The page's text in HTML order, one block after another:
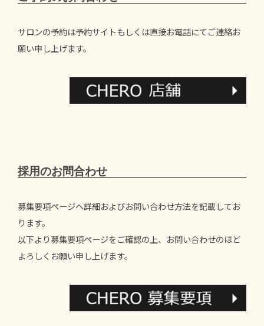
サロンの予約は予約サイトもしくは直接お電話にてご連絡お
願い申し上げます。
採用のお問合わせ
募集要項ページへ詳細およびお問い合わせ方法を記載してお
ります。
以下より募集要項ページをご確認の上、お問い合わせのほど
よろしくお願い申し上げます。